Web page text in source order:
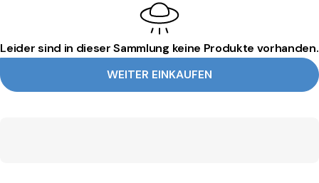
Leider sind in dieser Sammlung keine Produkte vorhanden.
WEITER EINKAUFEN